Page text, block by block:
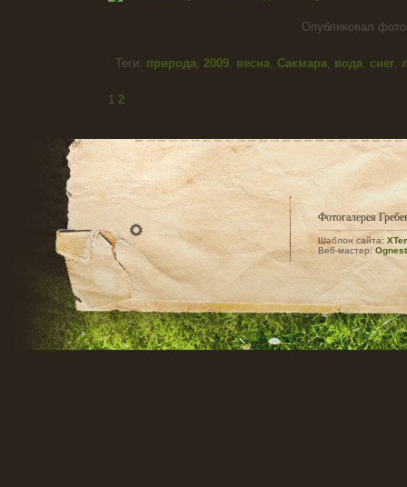
Опубликовал
Теги: природа, 2009, весна, Сакмара, вода, снег,
1 2
Фотогалерея
Шаблон сайта:
Веб-мастер: